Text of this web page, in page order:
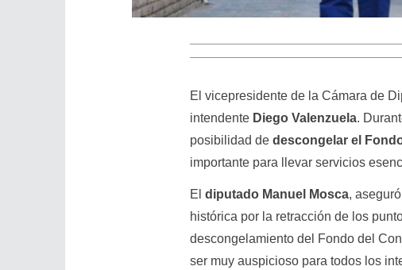
El vicepresidente de la Cámara de
intendente Diego Valenzuela.
posibilidad dedescongelar el
importante para llevar servicios
Eldiputado Manuel Mosca,
histórica por la retracción de los
descongelamiento del Fondo del
ser muy auspicioso para todos los